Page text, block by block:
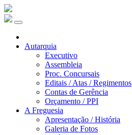
Autarquia
Executivo
Assembleia
Proc. Concursais
Editais / Atas / Regimentos
Contas de Gerência
Orçamento / PPI
A Freguesia
Apresentação / História
Galeria de Fotos